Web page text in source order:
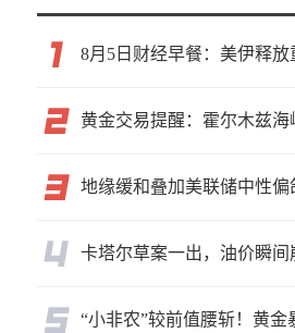
“小非农”较前值腰斩！黄金